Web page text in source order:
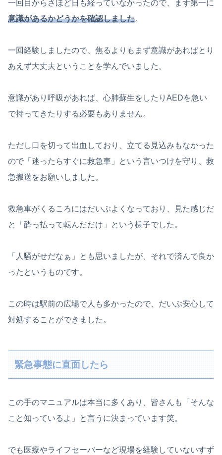
一回目からさほど日も経っていなかったので、まず第一に
意識があるかどうかを確認しました。
一回経験しましたので、焦るよりもまず意識があればとり
あえず大丈夫ということを学んでいました。
意識があり呼吸があれば、心肺蘇生をしたりAEDを急い
で持ってきたりする必要もありません。
ただし口を切って出血しており、立てる見込みもなかった
ので「迷ったらすぐに救急車」という言いつけを守り、救
急搬送をお願いしました。
救急車がくるころにはだいぶよくなっており、見た感じだ
と「酔っ払って転んだだけ」という様子でした。
「人騒がせだなぁ」とも思いましたが、それで済んで良か
ったというものです。
この時は駅前の広場で人も多かったので、だいぶ安心して
対処することができました。
緊急事態に直面したら
この手のマニュアルは本当に多くあり、皆さんも「そんな
こと知っているよ」と言うに決まっています笑。
でも医療やライフセーバーなど現場を経験していないすず